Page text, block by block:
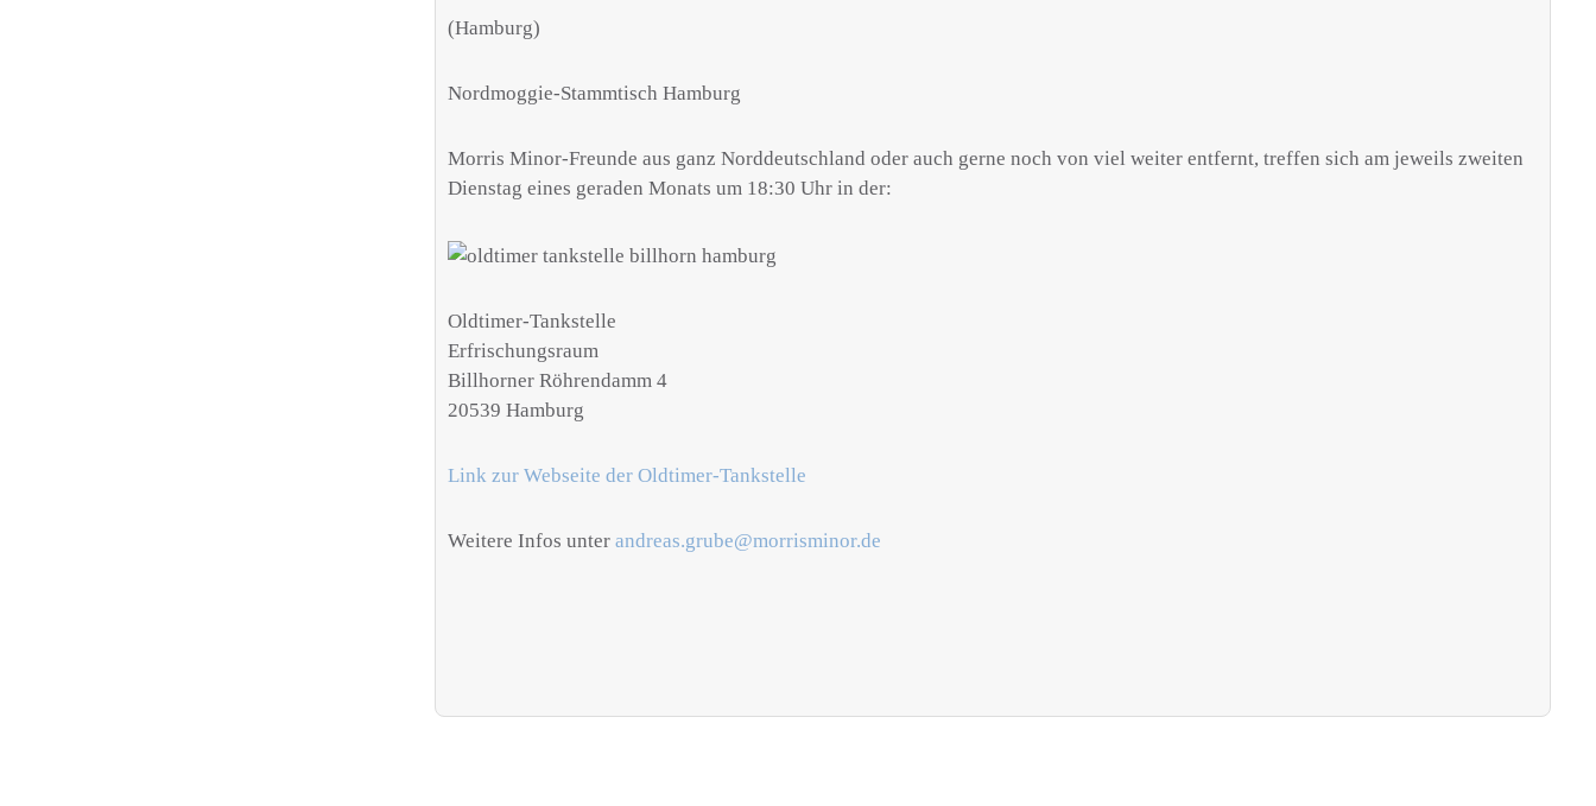
(Hamburg)
Nordmoggie-Stammtisch Hamburg
Morris Minor-Freunde aus ganz Norddeutschland oder auch gerne noch von viel weiter entfernt, treffen sich am jeweils zweiten
Dienstag eines geraden Monats um 18:30 Uhr in der:
Oldtimer-Tankstelle
Erfrischungsraum
Billhorner Röhrendamm 4
20539 Hamburg
Link zur Webseite der Oldtimer-Tankstelle
Weitere Infos unter andreas.grube@morrisminor.de